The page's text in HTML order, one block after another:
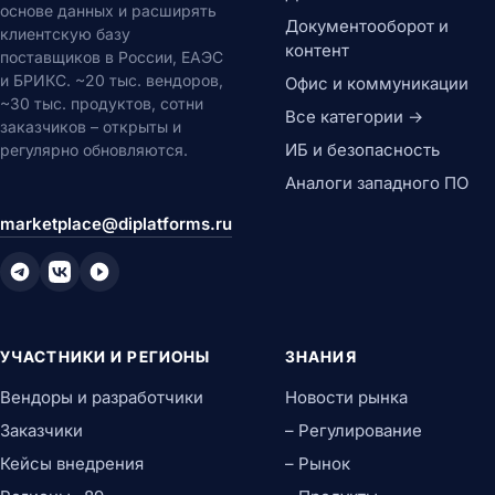
основе данных и расширять
клиентскую базу
поставщиков в России, ЕАЭС
и БРИКС. ~20 тыс. вендоров,
~30 тыс. продуктов, сотни
заказчиков – открыты и
регулярно обновляются.
marketplace@diplatforms.ru
Документооборот и
контент
Офис и коммуникации
Все категории →
ИБ и безопасность
Аналоги западного ПО
УЧАСТНИКИ И РЕГИОНЫ
Вендоры и разработчики
Заказчики
Кейсы внедрения
ЗНАНИЯ
Новости рынка
– Регулирование
– Рынок